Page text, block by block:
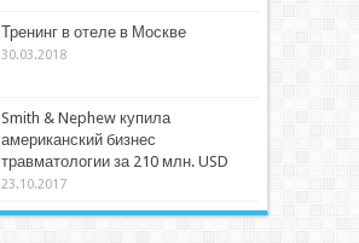
Тренинг в отеле в Москве
30.03.2018
Smith & Nephew купила
американский бизнес
травматологии за 210 млн. USD
23.10.2017